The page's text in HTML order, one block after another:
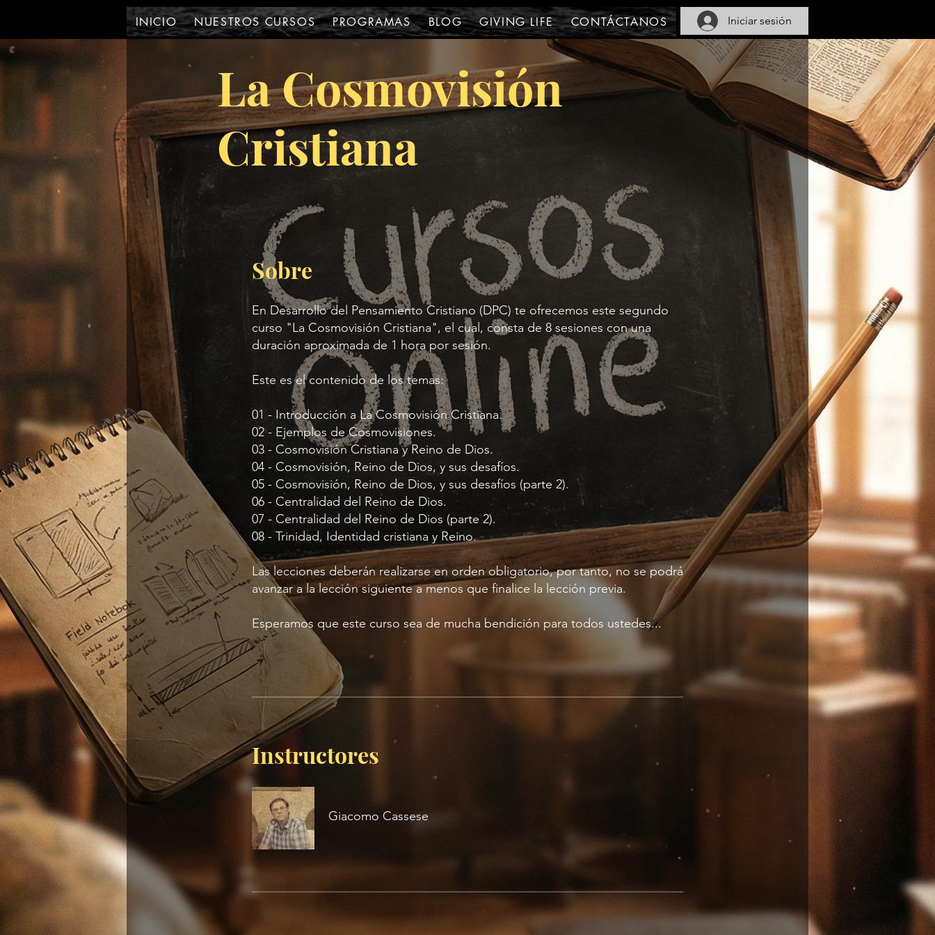
INICIO NUESTROS CURSOS PROGRAMAS BLOG GIVING LIFE CONTÁCTANOS Iniciar sesión
La Cosmovisión
Cristiana
Sobre
En Desarrollo del Pensamiento Cristiano (DPC) te ofrecemos este segundo
curso "La Cosmovisión Cristiana", el cual, consta de 8 sesiones con una
duración aproximada de 1 hora por sesión.
Este es el contenido de los temas:
01 - Introducción a La Cosmovisión Cristiana.
02 - Ejemplos de Cosmovisiones.
03 - Cosmovisión Cristiana y Reino de Dios.
04 - Cosmovisión, Reino de Dios, y sus desafíos.
05 - Cosmovisión, Reino de Dios, y sus desafíos (parte 2).
06 - Centralidad del Reino de Dios.
07 - Centralidad del Reino de Dios (parte 2).
08 - Trinidad, Identidad cristiana y Reino.
Las lecciones deberán realizarse en orden obligatorio, por tanto, no se podrá
avanzar a la lección siguiente a menos que finalice la lección previa.
Esperamos que este curso sea de mucha bendición para todos ustedes...
Instructores
Giacomo Cassese